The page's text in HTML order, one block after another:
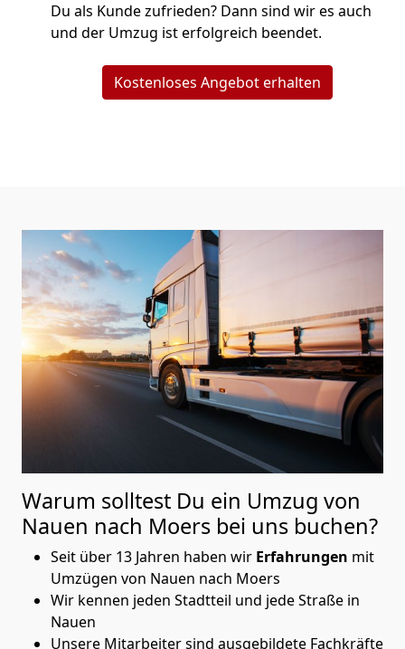
Du als Kunde zufrieden? Dann sind wir es auch
und der Umzug ist erfolgreich beendet.
Kostenloses Angebot erhalten
Warum solltest Du ein Umzug von
Nauen nach Moers bei uns buchen?
Seit über 13 Jahren haben wir Erfahrungen mit
Umzügen von Nauen nach Moers
Wir kennen jeden Stadtteil und jede Straße in
Nauen
Unsere Mitarbeiter sind ausgebildete Fachkräfte